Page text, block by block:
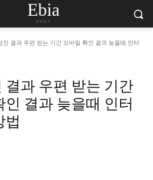
Ebia
news
진 결과 우편 받는 기간 모바일 확인 결과 늦을때 인터
결과 우편 받는 기간
인 결과 늦을때 인터
법